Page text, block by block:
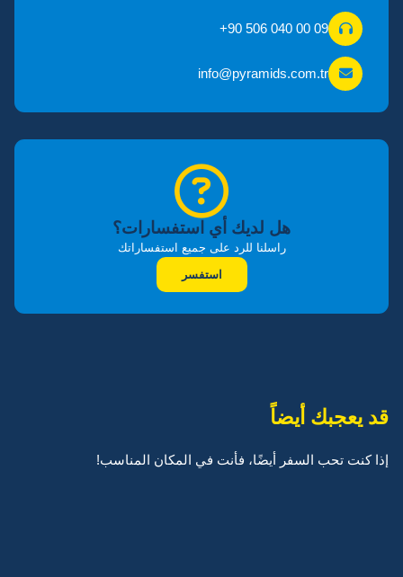
+90 506 040 00 09
info@pyramids.com.tr
هل لديك أي استفسارات؟
راسلنا للرد على جميع استفساراتك
استفسر
قد يعجبك أيضاً
إذا كنت تحب السفر أيضًا، فأنت في المكان المناسب!